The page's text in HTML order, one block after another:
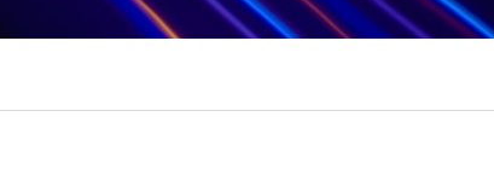
AI智慧会议平板itchub青少年宫